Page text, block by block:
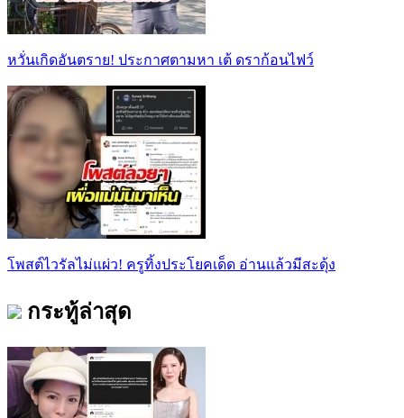
หวั่นเกิดอันตราย! ประกาศตามหา เต้ ดราก้อนไฟว์
โพสต์ไวรัลไม่แผ่ว! ครูทิ้งประโยคเด็ด อ่านแล้วมีสะดุ้ง
กระทู้ล่าสุด